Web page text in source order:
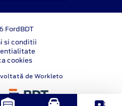
FordBDT
si conditii
cookies
de Workleto